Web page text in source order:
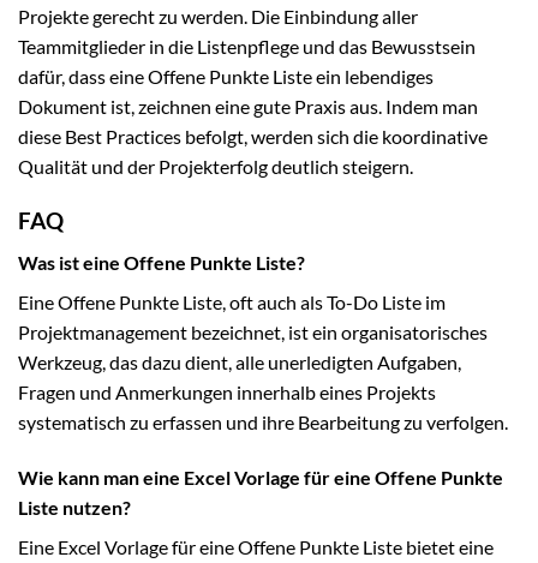
Projekte gerecht zu werden. Die Einbindung aller
Teammitglieder in die Listenpflege und das Bewusstsein
dafür, dass eine Offene Punkte Liste ein lebendiges
Dokument ist, zeichnen eine gute Praxis aus. Indem man
diese Best Practices befolgt, werden sich die koordinative
Qualität und der Projekterfolg deutlich steigern.
FAQ
Was ist eine Offene Punkte Liste?
Eine Offene Punkte Liste, oft auch als To-Do Liste im
Projektmanagement bezeichnet, ist ein organisatorisches
Werkzeug, das dazu dient, alle unerledigten Aufgaben,
Fragen und Anmerkungen innerhalb eines Projekts
systematisch zu erfassen und ihre Bearbeitung zu verfolgen.
Wie kann man eine Excel Vorlage für eine Offene Punkte
Liste nutzen?
Eine Excel Vorlage für eine Offene Punkte Liste bietet eine